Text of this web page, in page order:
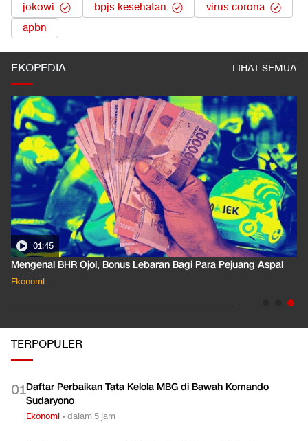
jokowi bpjs kesehatan
virus corona
apbn
EKOPEDIA LIHAT SEMUA
01:35
Pahami Dampak Kenaikan Suku Bunga Acuan ke Cicilan KPR
Ekonomi
TERPOPULER
01Daftar Perbaikan Tata Kelola MBG di Bawah Komando
Sudaryono
Ekonomi •dalam 5 jam